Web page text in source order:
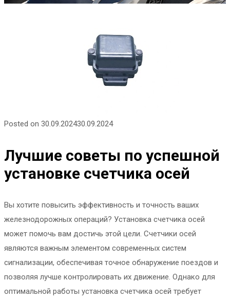
Posted on 30.09.202430.09.2024
Лучшие советы по успешной
установке счетчика осей
Вы хотите повысить эффективность и точность ваших
железнодорожных операций? Установка счетчика осей
может помочь вам достичь этой цели. Счетчики осей
являются важным элементом современных систем
сигнализации, обеспечивая точное обнаружение поездов и
позволяя лучше контролировать их движение. Однако для
оптимальной работы установка счетчика осей требует